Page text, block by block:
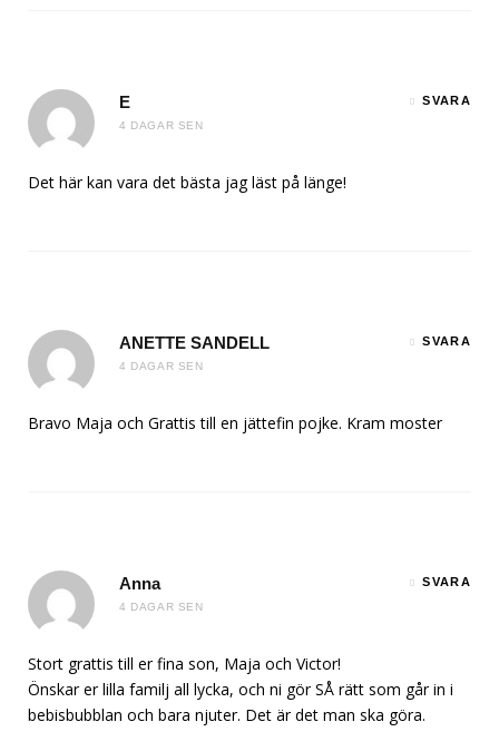
E
4 DAGAR SEN
SVARA
Det här kan vara det bästa jag läst på länge!
ANETTE SANDELL
4 DAGAR SEN
SVARA
Bravo Maja och Grattis till en jättefin pojke. Kram moster
Anna
4 DAGAR SEN
SVARA
Stort grattis till er fina son, Maja och Victor!
Önskar er lilla familj all lycka, och ni gör SÅ rätt som går in i
bebisbubblan och bara njuter. Det är det man ska göra.